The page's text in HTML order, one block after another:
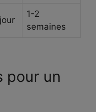
1-2
semaines
pour un